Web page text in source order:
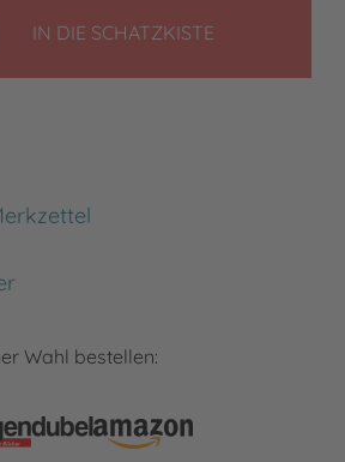
IN DIE SCHATZKISTELEGEN
Wahl bestellen: